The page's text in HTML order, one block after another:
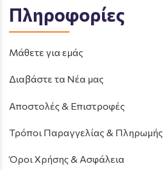
Πληροφορίες
Μάθετε για εμάς
Διαβάστε τα Νέα μας
Αποστολές & Επιστροφές
Τρόποι Παραγγελίας & Πληρωμής
Όροι Χρήσης & Ασφάλεια